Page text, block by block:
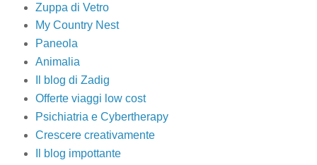
Zuppa di Vetro
My Country Nest
Paneola
Animalia
Il blog di Zadig
Offerte viaggi low cost
Psichiatria e Cybertherapy
Crescere creativamente
Il blog impottante